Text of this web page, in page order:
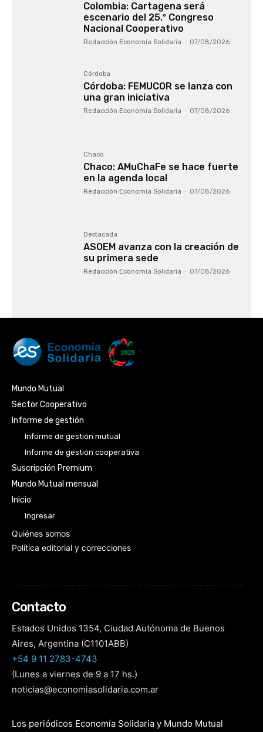
Colombia: Cartagena será
escenario del 25.º Congreso
Nacional Cooperativo
Redacción Economía Solidaria - 07/08/2026
Córdoba
Córdoba: FEMUCOR se lanza con
una gran iniciativa
Redacción Economía Solidaria - 07/08/2026
Chaco
Chaco: AMuChaFe se hace fuerte
en la agenda local
Redacción Economía Solidaria - 07/08/2026
Destacada
ASOEM avanza con la creación de
su primera sede
Redacción Economía Solidaria - 07/08/2026
Mundo Mutual
Sector Cooperativo
Informe de gestión
Informe de gestión mutual
Informe de gestión cooperativa
Suscripción Premium
Mundo Mutual mensual
Inicio
Ingresar
Quiénes somos
Política editorial y correcciones
Contacto
Estados Unidos 1354, Ciudad Autónoma de Buenos
Aires, Argentina (C1101ABB)
+54 9 11 2783-4743
(Lunes a viernes de 9 a 17 hs.)
noticias@economiasolidaria.com.ar
Los periódicos Economía Solidaria y Mundo Mutual